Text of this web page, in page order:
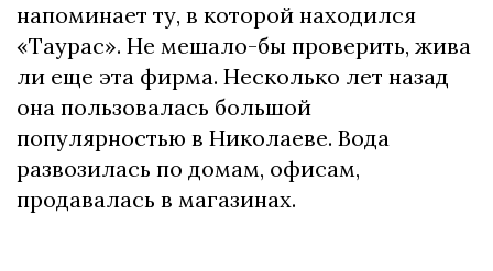
напоминает ту, в которой находился
«Таурас». Не мешало-бы проверить, жива
ли еще эта фирма. Несколько лет назад
она пользовалась большой
популярностью в Николаеве. Вода
развозилась по домам, офисам,
продавалась в магазинах.